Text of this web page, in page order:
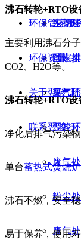
生物
活性
臭气
东莞
国家
环保管家服
环保资讯
废气
翌骏
废气
粉尘
废气
关于翌骏
联系翌骏
沸石转轮+RTO设
主要利用沸石分
CO2、H2O等。
沸石转轮+RTO设
净化后排气污染
单台蓄热式焚烧炉
沸石不燃，安全
易于保养，使用